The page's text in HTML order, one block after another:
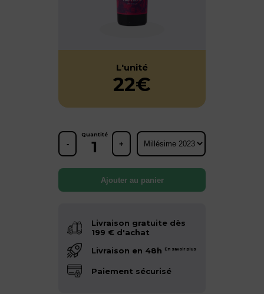
L'unité
22€
-
Quantité
1 +
Livraison gratuite dès
199 € d'achat
Livraison en 48h
En savoir plus
Paiement sécurisé